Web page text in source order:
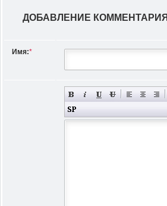
ДОБАВЛЕНИЕ КОММЕНТАРИЯ
Имя:*